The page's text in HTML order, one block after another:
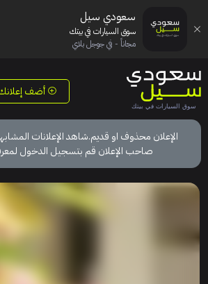
أضف
الإعلان محذوف او قديم.شاهد الإعلانات
صاحب الإعلان قم بتسجيل الدخول
سعودي سيل
سوق السيارات في بيتك
مجاناً - في جوجل بلاي